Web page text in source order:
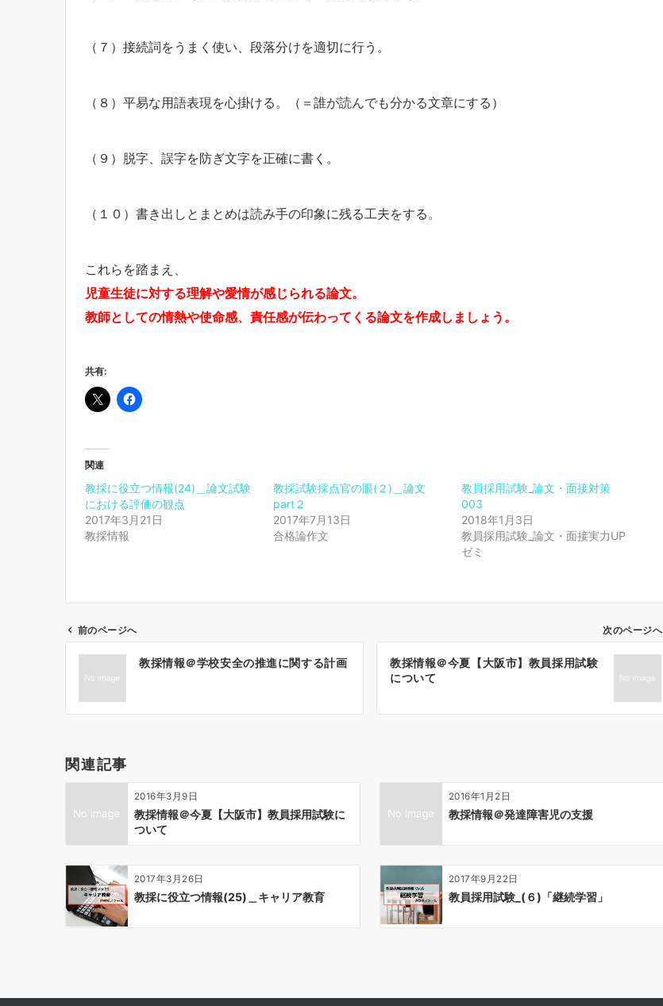
（７）接続詞をうまく使い、段落分けを適切に行う。
（８）平易な用語表現を心掛ける。（＝誰が読んでも分かる文章にする）
（９）脱字、誤字を防ぎ文字を正確に書く。
（１０）書き出しとまとめは読み手の印象に残る工夫をする。
これらを踏まえ、
児童生徒に対する理解や愛情が感じられる論文。
教師としての情熱や使命感、責任感が伝わってくる論文を作成しましょう。
共有:
関連
教採に役立つ情報(24)＿論文試験
における評価の観点
2017年3月21日
教採情報
教採試験採点官の眼(２)＿論文
part２
2017年7月13日
合格論作文
教員採用試験_論文・面接対策
003
2018年1月3日
教員採用試験_論文・面接実力UP
ゼミ
シ
ン
前のページへ
教採情報＠学校安全の推進に関する計画
次のページへ
教採情報＠今夏【大阪市】教員採用試験
について
関連記事
2016年3月9日
教採情報＠今夏【大阪市】教員採用試験に
ついて
2016年1月2日
教採情報＠発達障害児の支援
2017年3月26日
教採に役立つ情報(25)＿キャリア教育
2017年9月22日
教員採用試験_(６)「継続学習」